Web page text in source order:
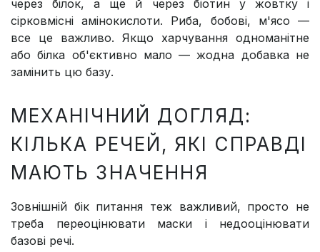
через білок, а ще й через біотин у жовтку і
сірковмісні амінокислоти. Риба, бобові, м'ясо —
все це важливо. Якщо харчування одноманітне
або білка об'єктивно мало — жодна добавка не
замінить цю базу.
МЕХАНІЧНИЙ ДОГЛЯД:
КІЛЬКА РЕЧЕЙ, ЯКІ СПРАВДІ
МАЮТЬ ЗНАЧЕННЯ
Зовнішній бік питання теж важливий, просто не
треба переоцінювати маски і недооцінювати
базові речі.